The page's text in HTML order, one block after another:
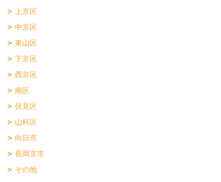
上京区
中京区
東山区
下京区
西京区
南区
伏見区
山科区
向日市
長岡京市
その他